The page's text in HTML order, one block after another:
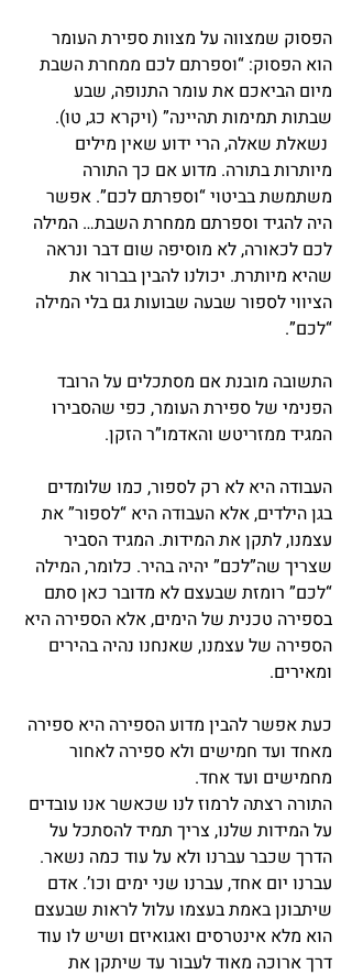
הפסוק שמצווה על מצוות ספירת העומר
הוא הפסוק: “וספרתם לכם ממחרת השבת
מיום הביאכם את עומר התנופה, שבע
שבתות תמימות תהיינה” (ויקרא כג, טו).
נשאלת שאלה, הרי ידוע שאין מילים
מיותרות בתורה. מדוע אם כך התורה
משתמשת בביטוי “וספרתם לכם”. אפשר
היה להגיד וספרתם ממחרת השבת… המילה
לכם לכאורה, לא מוסיפה שום דבר ונראה
שהיא מיותרת. יכולנו להבין בברור את
הציווי לספור שבעה שבועות גם בלי המילה
“לכם”.
התשובה מובנת אם מסתכלים על הרובד
הפנימי של ספירת העומר, כפי שהסבירו
המגיד ממזריטש והאדמו”ר הזקן.
העבודה היא לא רק לספור, כמו שלומדים
בגן הילדים, אלא העבודה היא “לספור” את
עצמנו, לתקן את המידות. המגיד הסביר
שצריך שה”לכם” יהיה בהיר. כלומר, המילה
“לכם” רומזת שבעצם לא מדובר כאן סתם
בספירה טכנית של הימים, אלא הספירה היא
הספירה של עצמנו, שאנחנו נהיה בהירים
ומאירים.
כעת אפשר להבין מדוע הספירה היא ספירה
מאחד ועד חמישים ולא ספירה לאחור
מחמישים ועד אחד.
התורה רצתה לרמוז לנו שכאשר אנו עובדים
על המידות שלנו, צריך תמיד להסתכל על
הדרך שכבר עברנו ולא על עוד כמה נשאר.
עברנו יום אחד, עברנו שני ימים וכו’. אדם
שיתבונן באמת בעצמו עלול לראות שבעצם
הוא מלא אינטרסים ואגואיזם ושיש לו עוד
דרך ארוכה מאוד לעבור עד שיתקן את